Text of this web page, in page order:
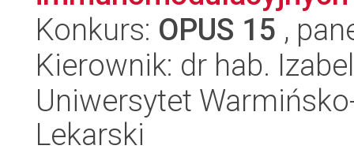
Konkurs: OPUS 15 ,
Kierownik: dr hab.
Uniwersytet
Lekarski